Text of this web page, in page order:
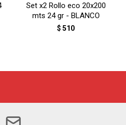
Set x2 Rollo eco 20x200
mts 24 gr - BLANCO
$ 510